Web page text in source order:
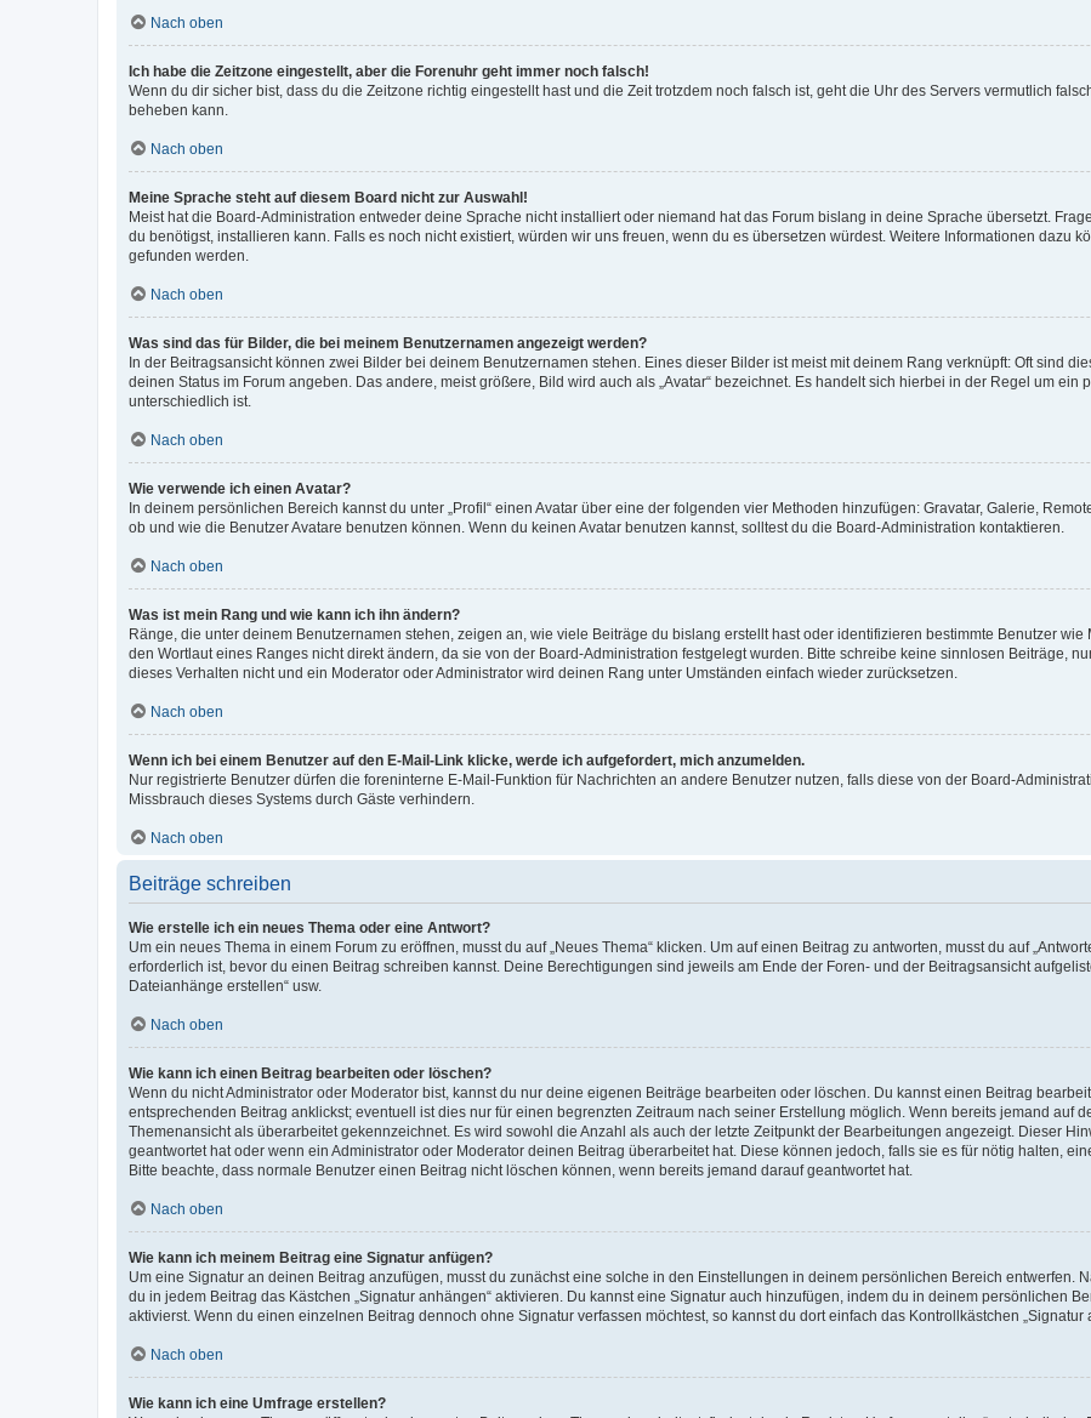
Nach oben
Ich habe die Zeitzone eingestellt, aber die Forenuhr geht immer noch falsch!
Wenn du dir sicher bist, dass du die Zeitzone richtig eingestellt hast und die Zeit trotzdem noch falsch ist, geht die Uhr des Servers vermutlich
beheben kann.
Nach oben
Meine Sprache steht auf diesem Board nicht zur Auswahl!
Meist hat die Board-Administration entweder deine Sprache nicht installiert oder niemand hat das Forum bislang in deine Sprache übersetzt.
du benötigst, installieren kann. Falls es noch nicht existiert, würden wir uns freuen, wenn du es übersetzen würdest. Weitere Informationen dazu
gefunden werden.
Nach oben
Was sind das für Bilder, die bei meinem Benutzernamen angezeigt werden?
In der Beitragsansicht können zwei Bilder bei deinem Benutzernamen stehen. Eines dieser Bilder ist meist mit deinem Rang verknüpft: Oft sind
deinen Status im Forum angeben. Das andere, meist größere, Bild wird auch als „Avatar“ bezeichnet. Es handelt sich hierbei in der Regel um
unterschiedlich ist.
Nach oben
Wie verwende ich einen Avatar?
In deinem persönlichen Bereich kannst du unter „Profil“ einen Avatar über eine der folgenden vier Methoden hinzufügen: Gravatar, Galerie,
ob und wie die Benutzer Avatare benutzen können. Wenn du keinen Avatar benutzen kannst, solltest du die Board-Administration kontaktieren.
Nach oben
Was ist mein Rang und wie kann ich ihn ändern?
Ränge, die unter deinem Benutzernamen stehen, zeigen an, wie viele Beiträge du bislang erstellt hast oder identifizieren bestimmte Benutzer
den Wortlaut eines Ranges nicht direkt ändern, da sie von der Board-Administration festgelegt wurden. Bitte schreibe keine sinnlosen Beiträge,
dieses Verhalten nicht und ein Moderator oder Administrator wird deinen Rang unter Umständen einfach wieder zurücksetzen.
Nach oben
Wenn ich bei einem Benutzer auf den E-Mail-Link klicke, werde ich aufgefordert, mich anzumelden.
Nur registrierte Benutzer dürfen die foreninterne E-Mail-Funktion für Nachrichten an andere Benutzer nutzen, falls diese von der Board-
Missbrauch dieses Systems durch Gäste verhindern.
Nach oben
Beiträge schreiben
Wie erstelle ich ein neues Thema oder eine Antwort?
Um ein neues Thema in einem Forum zu eröffnen, musst du auf „Neues Thema“ klicken. Um auf einen Beitrag zu antworten, musst du auf
erforderlich ist, bevor du einen Beitrag schreiben kannst. Deine Berechtigungen sind jeweils am Ende der Foren- und der Beitragsansicht
Dateianhänge erstellen“ usw.
Nach oben
Wie kann ich einen Beitrag bearbeiten oder löschen?
Wenn du nicht Administrator oder Moderator bist, kannst du nur deine eigenen Beiträge bearbeiten oder löschen. Du kannst einen Beitrag
entsprechenden Beitrag anklickst; eventuell ist dies nur für einen begrenzten Zeitraum nach seiner Erstellung möglich. Wenn bereits jemand auf
Themenansicht als überarbeitet gekennzeichnet. Es wird sowohl die Anzahl als auch der letzte Zeitpunkt der Bearbeitungen angezeigt. Dieser
geantwortet hat oder wenn ein Administrator oder Moderator deinen Beitrag überarbeitet hat. Diese können jedoch, falls sie es für nötig halten,
Bitte beachte, dass normale Benutzer einen Beitrag nicht löschen können, wenn bereits jemand darauf geantwortet hat.
Nach oben
Wie kann ich meinem Beitrag eine Signatur anfügen?
Um eine Signatur an deinen Beitrag anzufügen, musst du zunächst eine solche in den Einstellungen in deinem persönlichen Bereich entwerfen.
du in jedem Beitrag das Kästchen „Signatur anhängen“ aktivieren. Du kannst eine Signatur auch hinzufügen, indem du in deinem persönlichen
aktivierst. Wenn du einen einzelnen Beitrag dennoch ohne Signatur verfassen möchtest, so kannst du dort einfach das Kontrollkästchen „Signatur
Nach oben
Wie kann ich eine Umfrage erstellen?